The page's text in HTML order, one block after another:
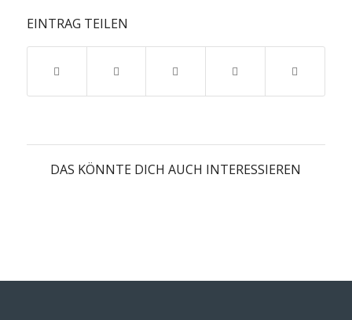
EINTRAG TEILEN
DAS KÖNNTE DICH AUCH INTERESSIEREN